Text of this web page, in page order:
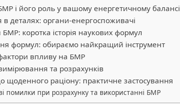
і його роль у вашому енергетичному балансі
в деталях: органи-енергоспоживачі
БМР: коротка історія наукових формул
формул: обираємо найкращий інструмент
впливу на БМР
та розрахунків
щоденного раціону: практичне застосування
помилки при розрахунку та використанні БМР